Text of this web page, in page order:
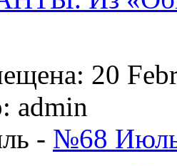
20
admin
- №68 Июль